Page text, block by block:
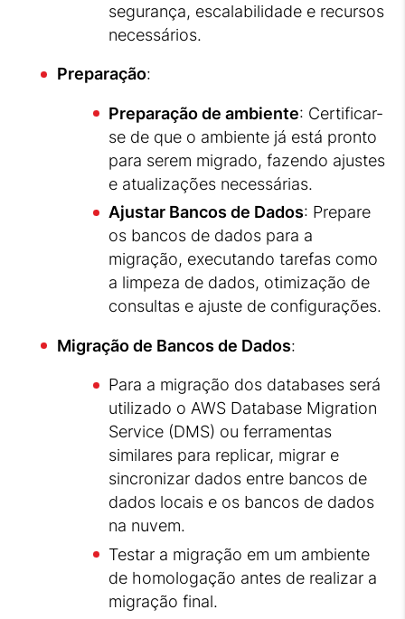
segurança, escalabilidade e recursos
necessários.
Preparação:
Preparação de ambiente: Certificar-
se de que o ambiente já está pronto
para serem migrado, fazendo ajustes
e atualizações necessárias.
Ajustar Bancos de Dados: Prepare
os bancos de dados para a
migração, executando tarefas como
a limpeza de dados, otimização de
consultas e ajuste de configurações.
Migração de Bancos de Dados:
Para a migração dos databases será
utilizado o AWS Database Migration
Service (DMS) ou ferramentas
similares para replicar, migrar e
sincronizar dados entre bancos de
dados locais e os bancos de dados
na nuvem.
Testar a migração em um ambiente
de homologação antes de realizar a
migração final.